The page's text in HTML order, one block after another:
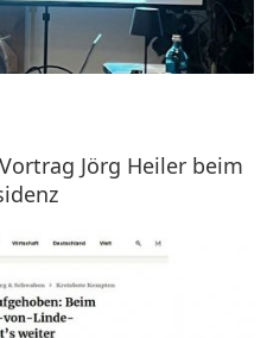
Jörg Heiler beim